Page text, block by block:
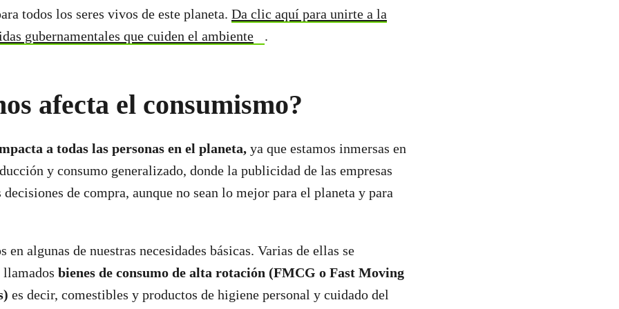
todos los seres vivos de este planeta. Da clic aquí para unirte a la
gubernamentales que cuiden el ambiente
.
afecta el consumismo?
a todas las personas en el planeta, ya que estamos inmersas en
y consumo generalizado, donde la publicidad de las empresas
de compra, aunque no sean lo mejor para el planeta y para
en algunas de nuestras necesidades básicas. Varias de ellas se
llamados bienes de consumo de alta rotación (FMCG o Fast Moving
es decir, comestibles y productos de higiene personal y cuidado del